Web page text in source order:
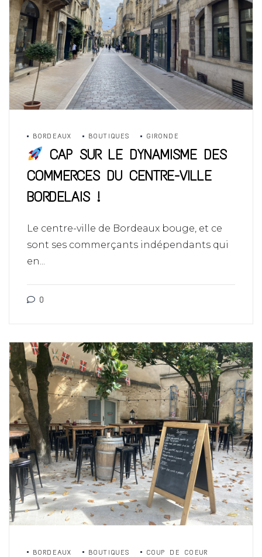
BORDEAUX BOUTIQUES GIRONDE
CAP SUR LE DYNAMISME DES
COMMERCES DU CENTRE-VILLE
BORDELAIS !
Le centre-ville de Bordeaux bouge, et ce
sont ses commerçants indépendants qui
en...
0
BORDEAUX BOUTIQUES
COUP DE COEUR